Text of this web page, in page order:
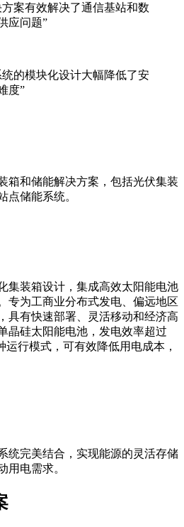
案有效解决了通信基站和数
应问题”
的模块化设计大幅降低了安
度”
箱和储能解决方案，包括光伏集装
点储能系统。
集装箱设计，集成高效太阳能电池
专为工商业分布式发电、偏远地区
具有快速部署、灵活移动和经济高
晶硅太阳能电池，发电效率超过
运行模式，可有效降低用电成本，
统完美结合，实现能源的灵活存储
用电需求。